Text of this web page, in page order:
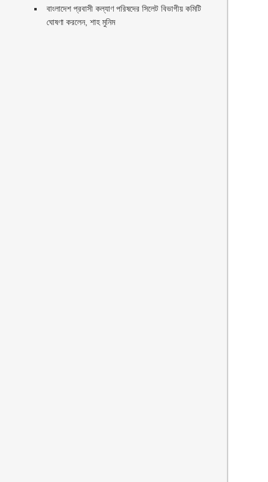
‎বাংলাদেশ প্রবাসী কল্যাণ পরিষদের সিলেট বিভাগীয় কমিটি
ঘোষণা করলেন, শাহ মুনিম